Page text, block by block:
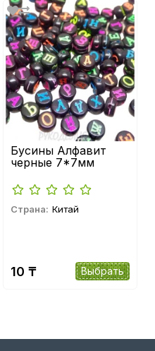
Бусины Алфавит
черные 7*7мм
Страна: Китай
10 ₸ Выбрать